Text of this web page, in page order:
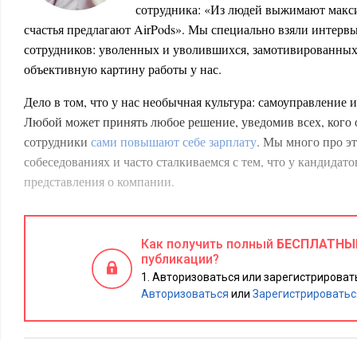
сотрудника: «Из людей выжимают
счастья предлагают AirPods». Мы специально взяли
сотрудников: уволенных и уволившихся,
объективную картину работы у нас.
Дело в том, что у нас необычная культура: самоуправление
Любой может принять любое решение, уведомив всех, кого
сотрудники сами повышают себе зарплату. Мы много про
собеседованиях и часто сталкиваемся с тем, что у
представления о компании.
Людям кажется, что наша «бирюзовая» культура — это
давлении: при нашей прозрачности все видят работу друг
кандидатам у нас выше, чем в среднем по рынку. Как
самостоятельности, ответственность и умение публично
Как получить полный
публикации?
Авторизоваться или
Авторизоваться или